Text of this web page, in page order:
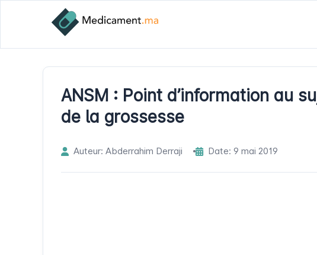
ANSM : Point d’information au
de la grossesse
Auteur: Abderrahim Derraji Date: 9 mai 2019